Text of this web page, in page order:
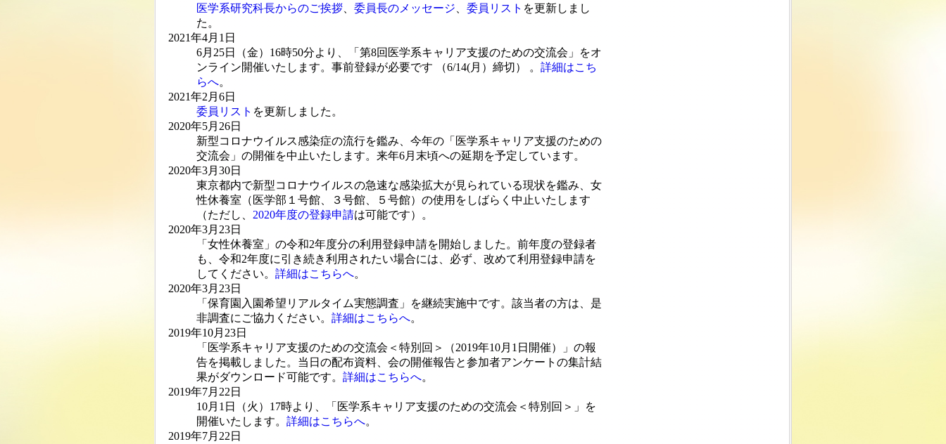
医学系研究科長からのご挨拶
委員長のメッセージ 委員リスト を更新しまし
た。
2021年4月1日
6月25日（金）16時50分より、「第8回医学系キャリア支援のための交流会」をオ
ンライン開催いたします。事前登録が必要です （6/14(月）締切） 。 詳細はこち
らへ。
2021年2月6日
委員リスト を更新しました。
2020年5月26日
新型コロナウイルス感染症の流行を鑑み、今年の「医学系キャリア支援のための
交流会」の開催を中止いたします。来年6月末頃への延期を予定しています。
2020年3月30日
東京都内で新型コロナウイルスの急速な感染拡大が見られている現状を鑑み、女
性休養室（医学部１号館、３号館、５号館）の使用をしばらく中止いたします
（ただし、 2020年度の登録申請は可能です）。
2020年3月23日
「女性休養室」の令和2年度分の利用登録申請を開始しました。前年度の登録者
も、令和2年度に引き続き利用されたい場合には、必ず、改めて利用登録申請を
してください。 詳細はこちらへ。
2020年3月23日
「保育園入園希望リアルタイム実態調査」を継続実施中です。該当者の方は、是
非調査にご協力ください。 詳細はこちらへ。
2019年10月23日
「医学系キャリア支援のための交流会＜特別回＞（2019年10月1日開催）」の報
告を掲載しました。当日の配布資料、会の開催報告と参加者アンケートの集計結
果がダウンロード可能です。 詳細はこちらへ。
2019年7月22日
10月1日（火）17時より、「医学系キャリア支援のための交流会＜特別回＞」を
開催いたします。 詳細はこちらへ。
2019年7月22日